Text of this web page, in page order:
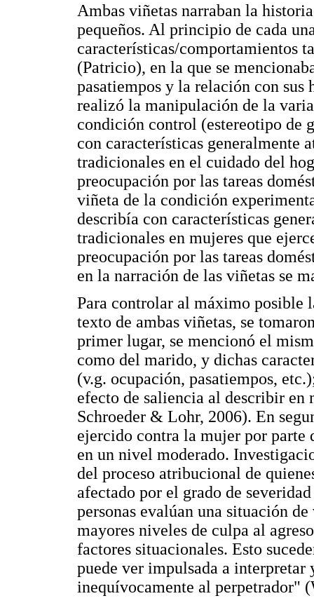
Ambas viñetas narraban la
pequeños. Al principio de cada
características/comportamientos
(Patricio), en la que se
pasatiempos y la relación con sus
realizó la manipulación de la
condición control (estereotipo de
con características generalmente
tradicionales en el cuidado del
preocupación por las tareas
viñeta de la condición
describía con características
tradicionales en mujeres que
preocupación por las tareas
en la narración de las viñetas se
Para controlar al máximo posible
texto de ambas viñetas, se
primer lugar, se mencionó el
como del marido, y dichas
(v.g. ocupación, pasatiempos,
efecto de saliencia al describir
Schroeder & Lohr, 2006). En
ejercido contra la mujer por
en un nivel moderado.
del proceso atribucional de
afectado por el grado de
personas evalúan una situación
mayores niveles de culpa al
factores situacionales. Esto
puede ver impulsada a
inequívocamente al perpetrador"